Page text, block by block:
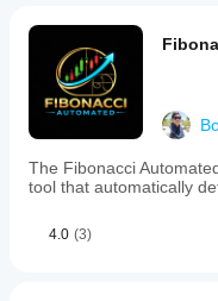
while
support
zones
appear
in
green,
suggesting
possible
price
bounces.
can
The Fibonacci
tool that automatically
4.0 (3)